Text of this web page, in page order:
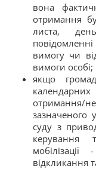
вона
отримання
листа,
вимогу чи
вимоги особі;
якщо
отримання/
зазначеного
суду з
керування
відкликання